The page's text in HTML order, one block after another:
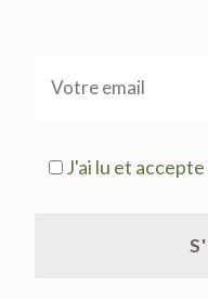
J'ai lu et